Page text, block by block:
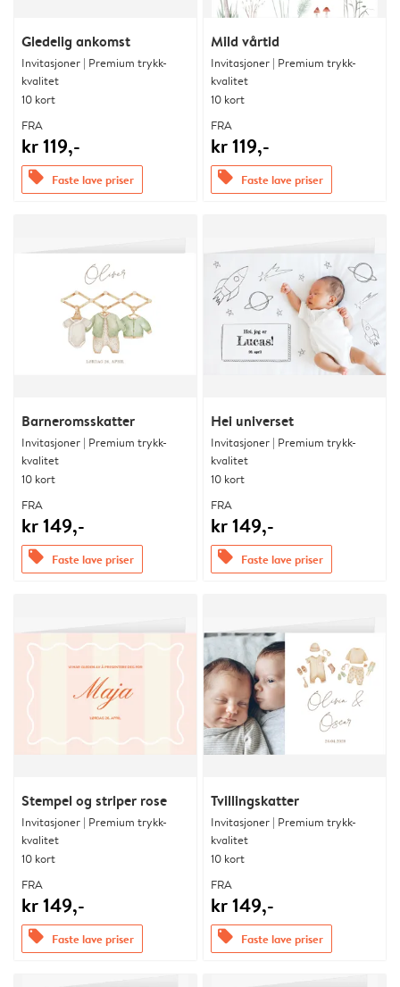
Gledelig ankomst
Invitasjoner | Premium trykk-
kvalitet
10 kort
FRA
kr 119,-
offers Faste lave priser
Mild vårtid
Invitasjoner | Premium trykk-
kvalitet
10 kort
FRA
kr 119,-
offers Faste lave priser
Barneromsskatter
Invitasjoner | Premium trykk-
kvalitet
10 kort
FRA
kr 149,-
offers Faste lave priser
Hei universet
Invitasjoner | Premium trykk-
kvalitet
10 kort
FRA
kr 149,-
offers Faste lave priser
Stempel og striper rose
Invitasjoner | Premium trykk-
kvalitet
10 kort
FRA
kr 149,-
offers Faste lave priser
Tvillingskatter
Invitasjoner | Premium trykk-
kvalitet
10 kort
FRA
kr 149,-
offers Faste lave priser